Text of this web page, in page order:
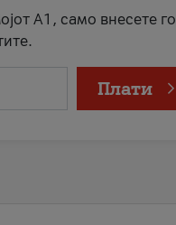
А1, само внесете го
Плати